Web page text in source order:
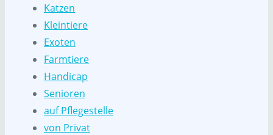
Katzen
Kleintiere
Exoten
Farmtiere
Handicap
Senioren
auf Pflegestelle
von Privat